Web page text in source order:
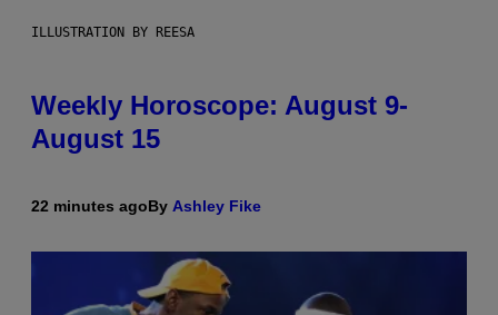
ILLUSTRATION BY REESA
Weekly Horoscope: August 9-
August 15
22 minutes agoBy Ashley Fike